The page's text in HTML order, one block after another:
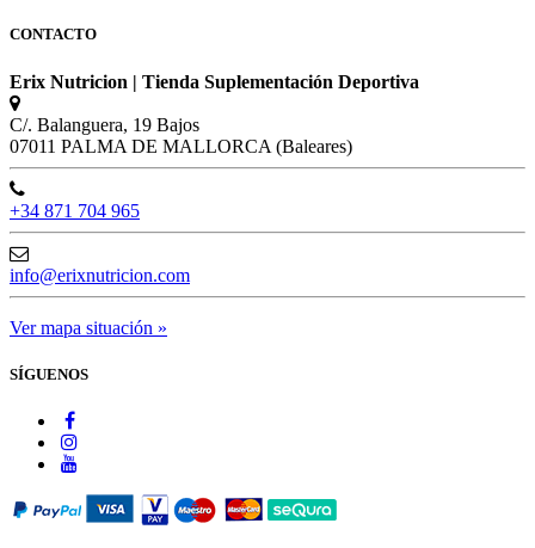
CONTACTO
Erix Nutricion | Tienda Suplementación Deportiva
C/. Balanguera, 19 Bajos
07011 PALMA DE MALLORCA (Baleares)
+34 871 704 965
info@erixnutricion.com
Ver mapa situación »
SÍGUENOS